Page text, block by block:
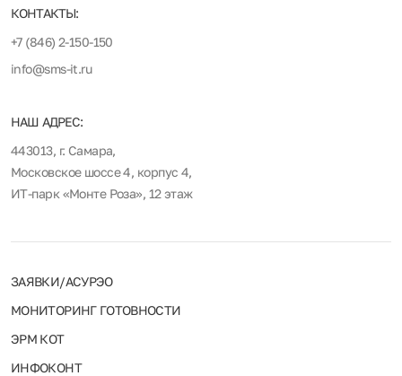
КОНТАКТЫ:
+7 (846) 2-150-150
info@sms-it.ru
НАШ АДРЕС:
443013, г. Самара,
Московское шоссе 4, корпус 4,
ИТ-парк «Монте Роза», 12 этаж
ЗАЯВКИ/АСУРЭО
МОНИТОРИНГ ГОТОВНОСТИ
ЭРМ КОТ
ИНФОКОНТ